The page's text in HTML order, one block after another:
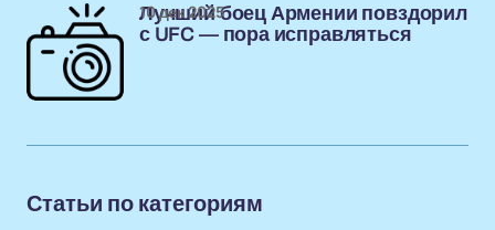
Лучший боец Армении повздорил
с UFC — пора исправляться
10 дек 2025
Статьи по категориям